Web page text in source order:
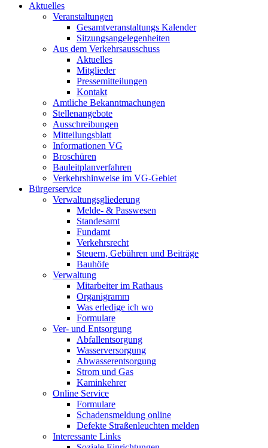
Aktuelles
Veranstaltungen
Gesamtveranstaltungs Kalender
Sitzungsangelegenheiten
Aus dem Verkehrsausschuss
Aktuelles
Mitglieder
Pressemitteilungen
Kontakt
Amtliche Bekanntmachungen
Stellenangebote
Ausschreibungen
Mitteilungsblatt
Informationen VG
Broschüren
Bauleitplanverfahren
Verkehrshinweise im VG-Gebiet
Bürgerservice
Verwaltungsgliederung
Melde- & Passwesen
Standesamt
Fundamt
Verkehrsrecht
Steuern, Gebühren und Beiträge
Bauhöfe
Verwaltung
Mitarbeiter im Rathaus
Organigramm
Was erledige ich wo
Formulare
Ver- und Entsorgung
Abfallentsorgung
Wasserversorgung
Abwasserentsorgung
Strom und Gas
Kaminkehrer
Online Service
Formulare
Schadensmeldung online
Defekte Straßenleuchten melden
Interessante Links